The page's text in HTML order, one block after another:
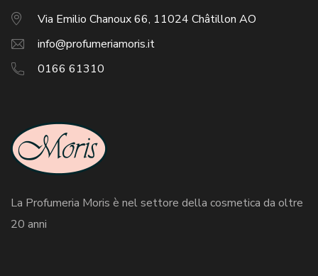
Via Emilio Chanoux 66, 11024 Châtillon AO
info@profumeriamoris.it
0166 61310
La Profumeria Moris è nel settore della cosmetica da oltre
20 anni